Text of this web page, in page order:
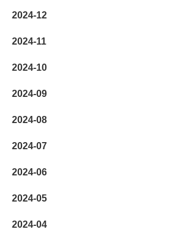
2024-12
2024-11
2024-10
2024-09
2024-08
2024-07
2024-06
2024-05
2024-04